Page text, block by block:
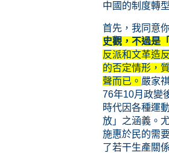
中國的制度轉
首先，我同意
史觀，不過是
反派和文革造
的否定情形，
聲而已。 嚴家
76年10月政變
時代因各種運
放」之涵義。
施惠於民的需
了若干生產關